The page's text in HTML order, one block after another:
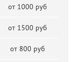
от 1000 руб
от 1500 руб
от 800 руб